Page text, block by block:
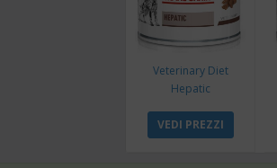
Veterinary Diet
Hepatic
VEDI PREZZI